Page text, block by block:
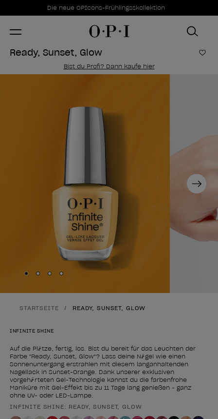
Sonderangebote
Die neue OPIcons-Frühlingsskollektion
Item 1 of 1
Ready, Sunset, Glow Zur
Bist du Profi? Dann kaufe hier
Next
Skip to slide
Skip to slide
Skip to slide
Skip to slide
STARTSEITE READY, SUNSET, GLOW
INFINITE SHINE
Auf die Plätze, fertig, los. Bist du bereit für das Leuchten der
Farbe "Ready, Sunset, Glow"? Lass deine Nägel wie einen
Sonnenuntergang erstrahlen mit diesem langanhaltenden
Nagellack in Sunset-Orange. Dank unserer exklusiven
vorgehärteten Gel-Technologie kannst du die farbenfrohe
Maniküre mit Gel-Effekt bis zu 11 Tage lang genießen - ganz
ohne UV- oder LED-Lampe.
Form des Produkts
INFINITE SHINE: READY, SUNSET, GLOW